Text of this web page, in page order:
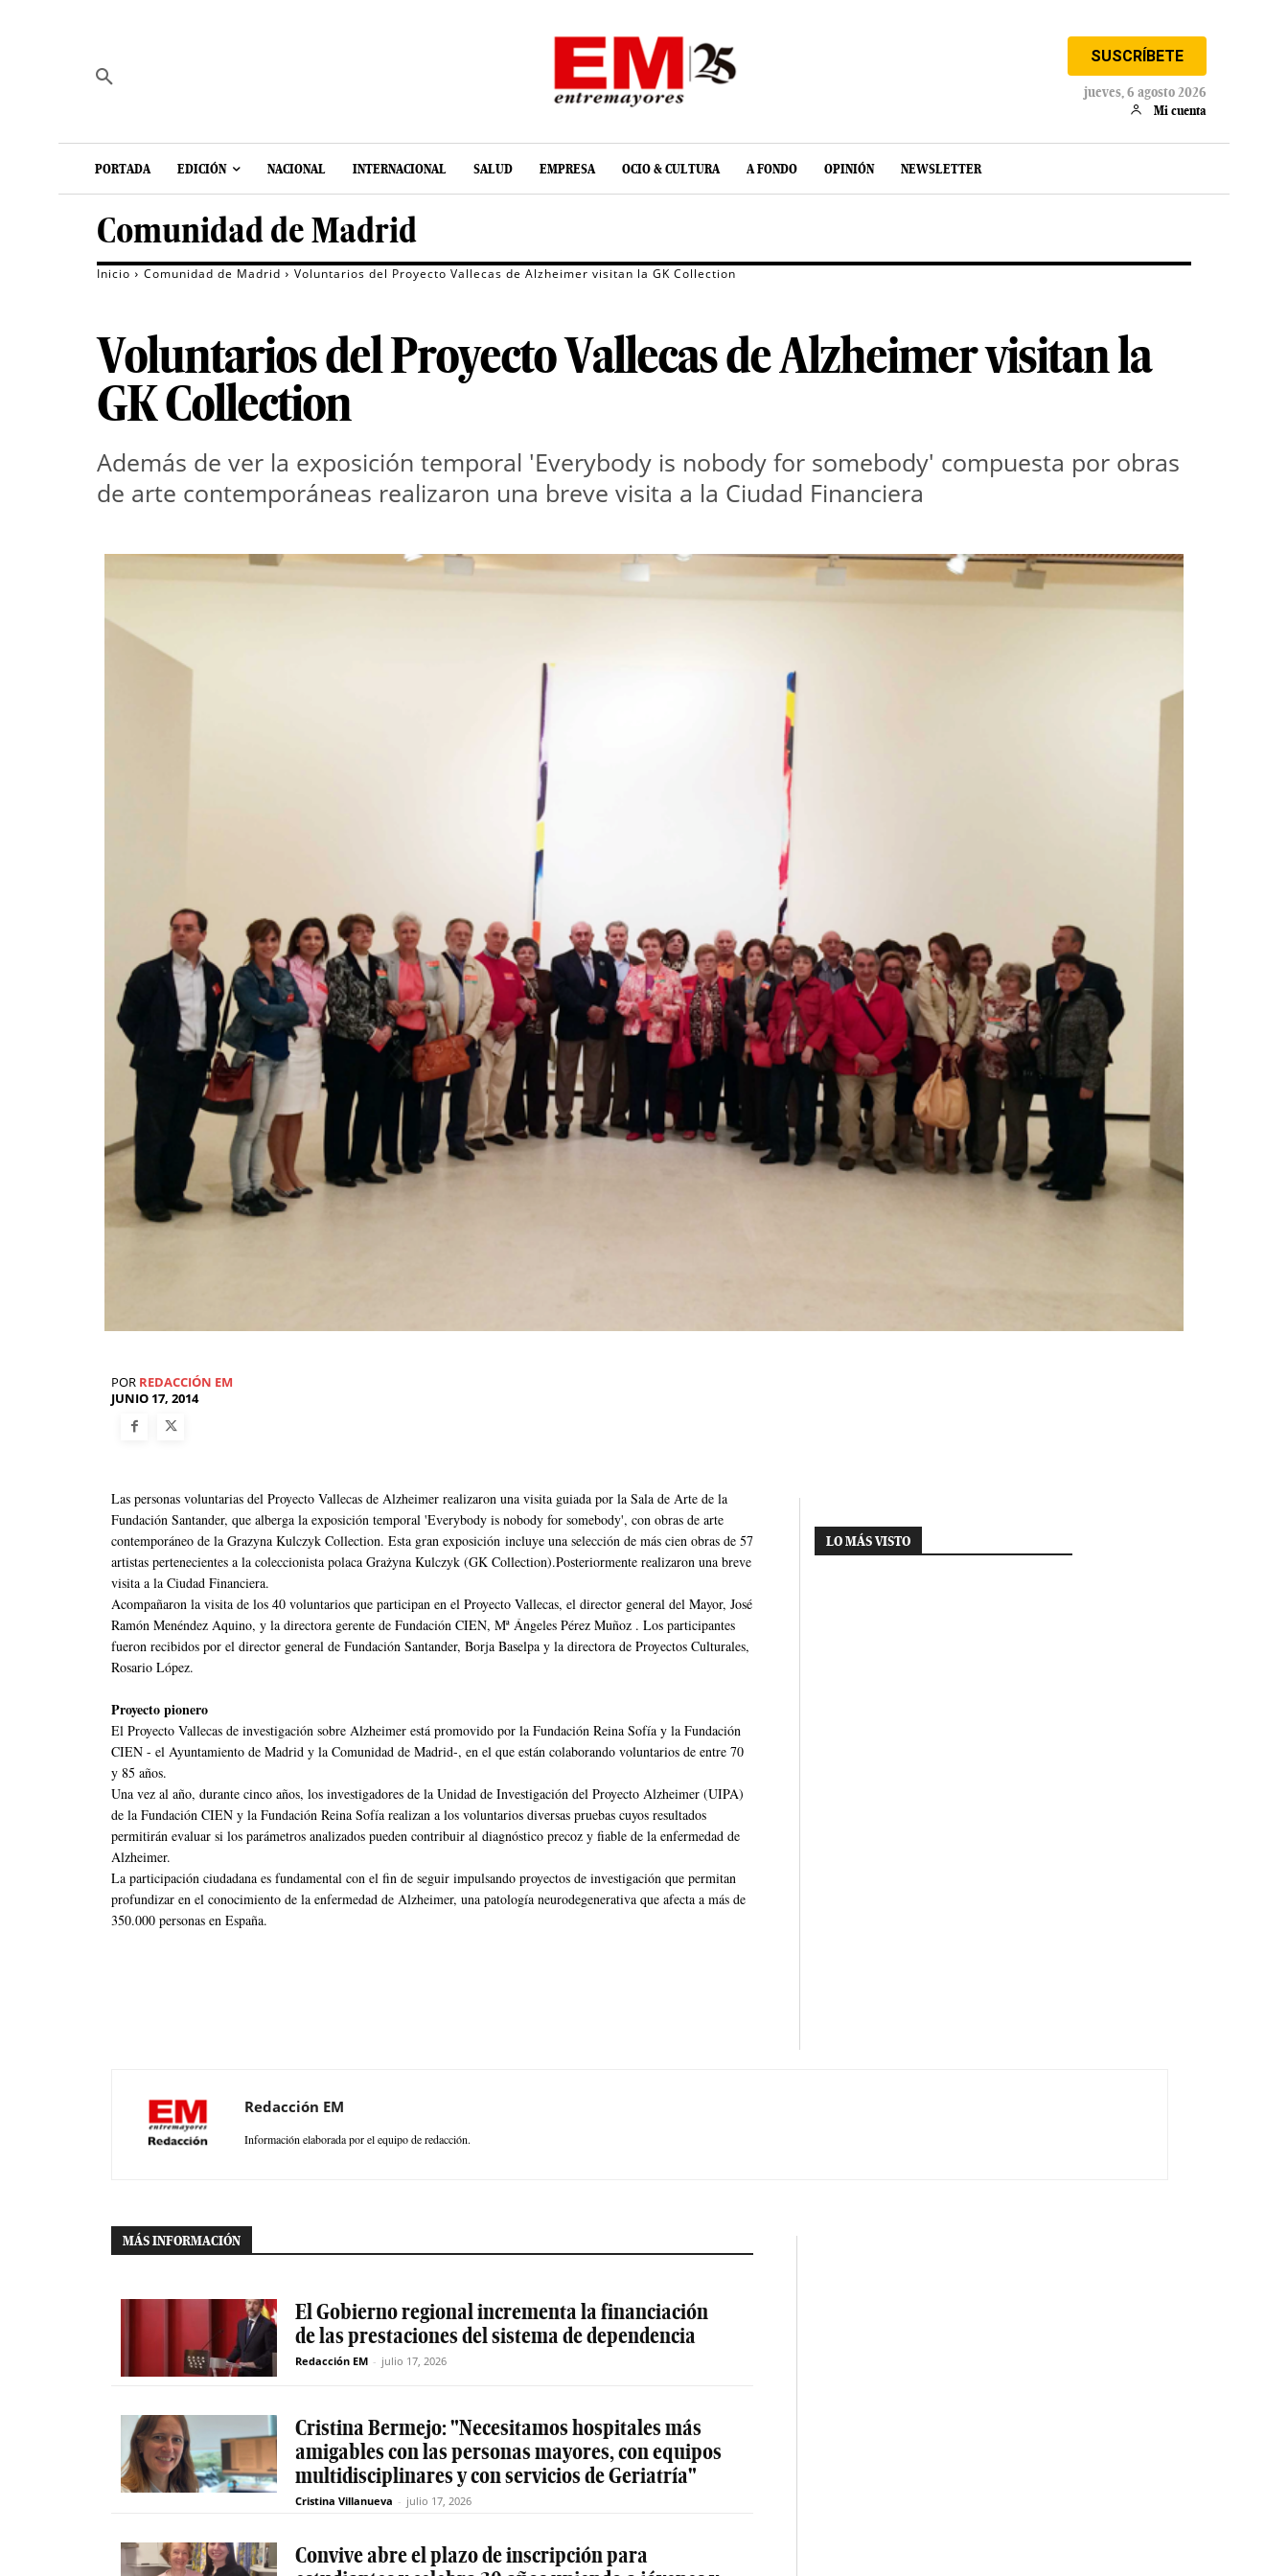
SUSCRÍBETE
jueves, 6 agosto 2026
Mi cuenta
PORTADA EDICIÓN NACIONAL INTERNACIONAL SALUD EMPRESA OCIO & CULTURA A FONDO OPINIÓN NEWSLETTER
Comunidad de Madrid
Inicio Comunidad de Madrid Voluntarios del Proyecto Vallecas de Alzheimer visitan la GK Collection
Voluntarios del Proyecto Vallecas de Alzheimer visitan la
GK Collection
Además de ver la exposición temporal 'Everybody is nobody for somebody' compuesta por obras
de arte contemporáneas realizaron una breve visita a la Ciudad Financiera
POR REDACCIÓN EM
JUNIO 17, 2014
Las personas voluntarias del Proyecto Vallecas de Alzheimer realizaron una visita guiada por la Sala de Arte de la
Fundación Santander, que alberga la exposición temporal 'Everybody is nobody for somebody', con obras de arte
contemporáneo de la Grazyna Kulczyk Collection. Esta gran exposición incluye una selección de más cien obras de 57
artistas pertenecientes a la coleccionista polaca Grażyna Kulczyk (GK Collection).Posteriormente realizaron una breve
visita a la Ciudad Financiera.
Acompañaron la visita de los 40 voluntarios que participan en el Proyecto Vallecas, el director general del Mayor, José
Ramón Menéndez Aquino, y la directora gerente de Fundación CIEN, Mª Ángeles Pérez Muñoz . Los participantes
fueron recibidos por el director general de Fundación Santander, Borja Baselpa y la directora de Proyectos Culturales,
Rosario López.
Proyecto pionero
El Proyecto Vallecas de investigación sobre Alzheimer está promovido por la Fundación Reina Sofía y la Fundación
CIEN - el Ayuntamiento de Madrid y la Comunidad de Madrid-, en el que están colaborando voluntarios de entre 70
y 85 años.
Una vez al año, durante cinco años, los investigadores de la Unidad de Investigación del Proyecto Alzheimer (UIPA)
de la Fundación CIEN y la Fundación Reina Sofía realizan a los voluntarios diversas pruebas cuyos resultados
permitirán evaluar si los parámetros analizados pueden contribuir al diagnóstico precoz y fiable de la enfermedad de
Alzheimer.
La participación ciudadana es fundamental con el fin de seguir impulsando proyectos de investigación que permitan
profundizar en el conocimiento de la enfermedad de Alzheimer, una patología neurodegenerativa que afecta a más de
350.000 personas en España.
LO MÁS VISTO
Redacción EM
Información elaborada por el equipo de redacción.
MÁS INFORMACIÓN
El Gobierno regional incrementa la financiación
de las prestaciones del sistema de dependencia
Redacción EM - julio 17, 2026
Cristina Bermejo: "Necesitamos hospitales más
amigables con las personas mayores, con equipos
multidisciplinares y con servicios de Geriatría"
Cristina Villanueva - julio 17, 2026
Convive abre el plazo de inscripción para